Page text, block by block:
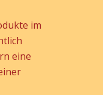
im
eine